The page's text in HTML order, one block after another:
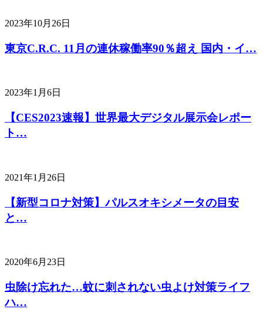
2023年10月26日
東京C.R.C. 11月の連休稼働率90％超え 国内・イ…
2023年1月6日
【CES2023速報】世界最大デジタル展示会レポー
ト…
2021年1月26日
【新型コロナ対策】パルスオキシメータの目安
と…
2020年6月23日
虫除け忘れた…蚊に刺されない虫よけ対策ライフ
ハ…